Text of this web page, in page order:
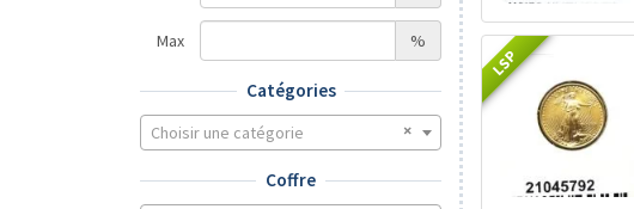
Max %
Catégories
Choisir une catégorie
Coffre
LSP